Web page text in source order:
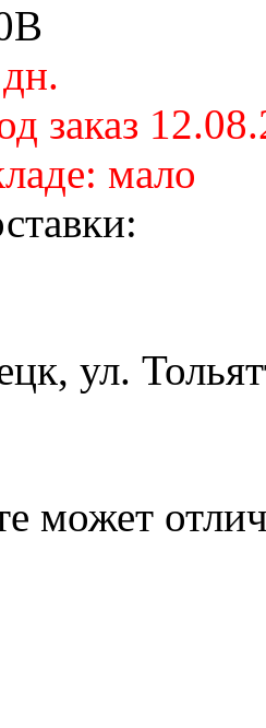
дн.
заказ
мало
ул.
может